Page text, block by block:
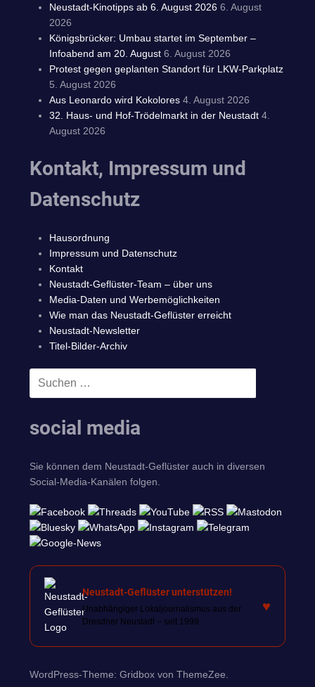
Neustadt-Kinotipps ab 6. August 2026 6. August
2026
Königsbrücker: Umbau startet im September –
Infoabend am 20. August 6. August 2026
Protest gegen geplanten Standort für LKW-Parkplatz
5. August 2026
Aus Leonardo wird Kokolores 4. August 2026
32. Haus- und Hof-Trödelmarkt in der Neustadt 4.
August 2026
Kontakt, Impressum und
Datenschutz
Hausordnung
Impressum und Datenschutz
Kontakt
Neustadt-Geflüster-Team – über uns
Media-Daten und Werbemöglichkeiten
Wie man das Neustadt-Geflüster erreicht
Neustadt-Newsletter
Titel-Bilder-Archiv
Suchen
social media
Sie können dem Neustadt-Geflüster auch in diversen
Social-Media-Kanälen folgen.
Neustadt-Geflüster unterstützen!
Unabhängiger Lokaljournalismus aus der
Dresdner Neustadt – seit 1999.
♥
WordPress-Theme: Gridbox von ThemeZee.